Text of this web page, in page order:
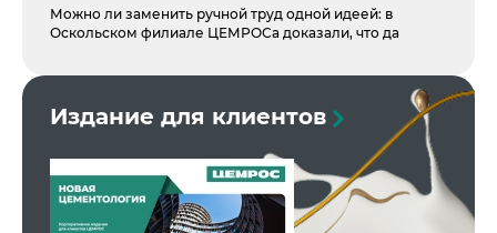
Можно ли заменить ручной труд одной идеей: в
Оскольском филиале ЦЕМРОСа доказали, что да
Издание для клиентов